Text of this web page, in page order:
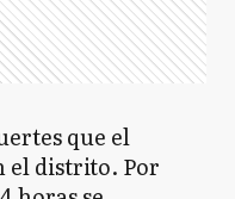
que el
el distrito. Por